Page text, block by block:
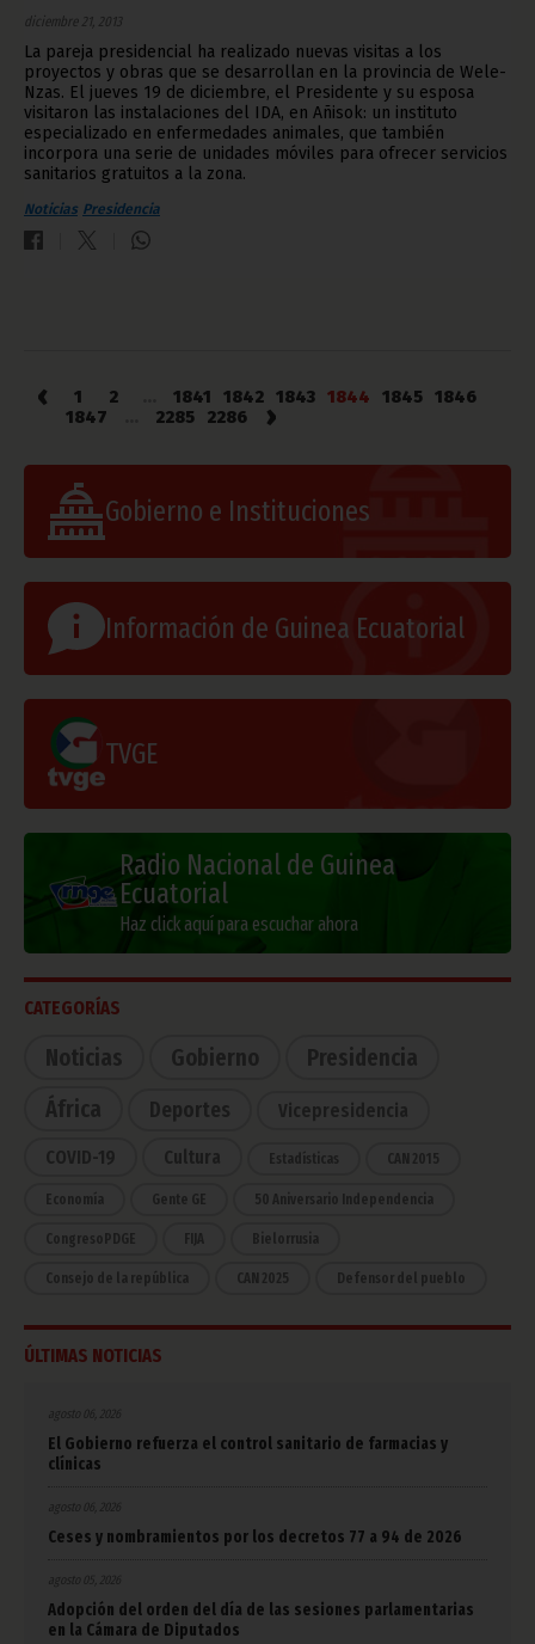
diciembre 21, 2013
La pareja presidencial ha realizado nuevas visitas a los
proyectos y obras que se desarrollan en la provincia de Wele-
Nzas. El jueves 19 de diciembre, el Presidente y su esposa
visitaron las instalaciones del IDA, en Añisok: un instituto
especializado en enfermedades animales, que también
incorpora una serie de unidades móviles para ofrecer servicios
sanitarios gratuitos a la zona.
Noticias Presidencia
‹ 1 2 1841 1842 1843 1844 1845 1846
1847
2285 2286 ›
Gobierno e Instituciones
Información de Guinea Ecuatorial
TVGE
Radio Nacional de Guinea
Ecuatorial
Haz click aquí para escuchar ahora
CATEGORÍAS
Noticias Gobierno
Presidencia
África
Deportes Vicepresidencia
COVID-19 Cultura Estadísticas CAN 2015
Economía Gente GE 50 Aniversario Independencia
CongresoPDGE FIJA Bielorrusia
Consejo de la república CAN 2025 Defensor del pueblo
ÚLTIMAS NOTICIAS
agosto 06, 2026
El Gobierno refuerza el control sanitario de farmacias y
clínicas
agosto 06, 2026
Ceses y nombramientos por los decretos 77 a 94 de 2026
agosto 05, 2026
Adopción del orden del día de las sesiones parlamentarias
en la Cámara de Diputados